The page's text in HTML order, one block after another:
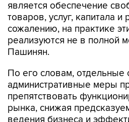
сожалению, на практике
реализуются не в полной
Пашинян.
По его словам, отдельные
препятствовать
рынка, снижая
ведения бизнеса и
интеграционных